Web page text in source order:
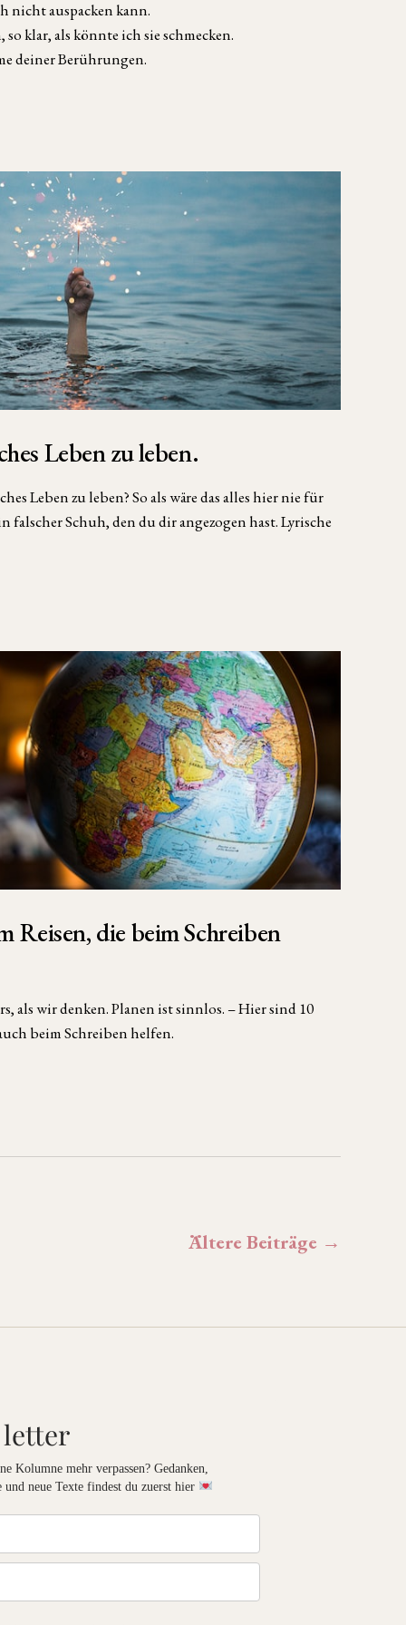
nicht auspacken kann.
klar, als könnte ich sie schmecken.
deiner Berührungen.
Leben zu leben.
Leben zu leben? So als wäre das alles hier nie für
falscher Schuh, den du dir angezogen hast. Lyrische
Reisen, die beim Schreiben
als wir denken. Planen ist sinnlos. – Hier sind 10
beim Schreiben helfen.
Ältere Beiträge →
Kolumne mehr verpassen? Gedanken,
und neue Texte findest du zuerst hier